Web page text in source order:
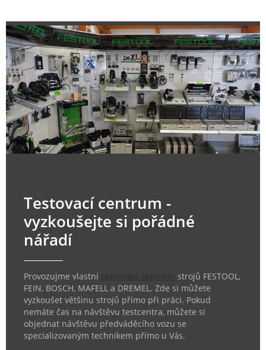
Testovací centrum -
vyzkoušejte si pořádné
nářadí
Provozujme vlastní
strojů FESTOOL,
FEIN, BOSCH, MAFELL a DREMEL. Zde si můžete
vyzkoušet většinu strojů přímo při práci. Pokud
nemáte čas na návštěvu testcentra, můžete si
objednat návštěvu předváděcího vozu se
specializovaným technikem přímo u Vás.